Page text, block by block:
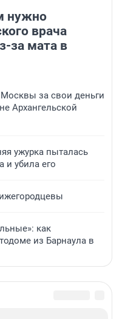
нужно
врача
за мата в
за свои деньги
Архангельской
ужурка пыталась
и убила его
как
из Барнаула в